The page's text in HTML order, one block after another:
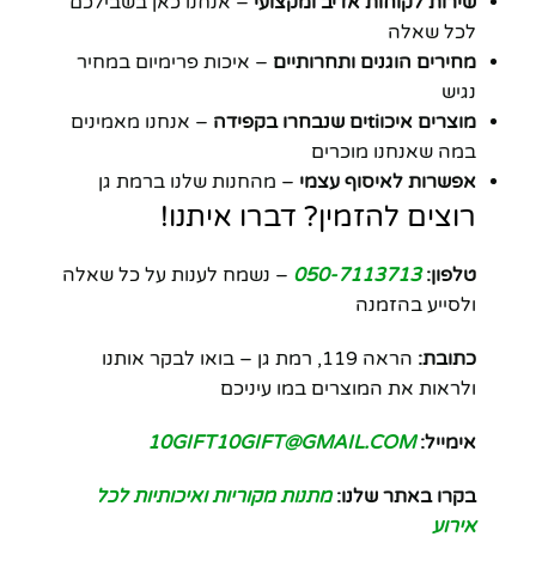
לכל שאלה
מחירים הוגנים ותחרותיים – איכות פרימיום במחיר
נגיש
מוצרים איכוtiים שנבחרו בקפידה
– אנחנו מאמינים
במה שאנחנו מוכרים
אפשרות לאיסוף עצמי – מהחנות שלנו ברמת גן
רוצים להזמין? דברו איתנו!
טלפון: 050-7113713 – נשמח לענות על כל שאלה
ולסייע בהזמנה
כתובת:
הראה 119, רמת גן – בואו לבקר אותנו
ולראות את המוצרים במו עיניכם
אימייל: 10GIFT10GIFT@GMAIL.COM
בקרו באתר שלנו: מתנות מקוריות ואיכותיות לכל
אירוע